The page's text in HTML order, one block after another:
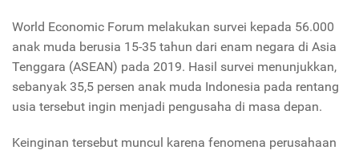
World Economic Forum melakukan survei kepada 56.000
anak muda berusia 15-35 tahun dari enam negara di Asia
Tenggara (ASEAN) pada 2019. Hasil survei menunjukkan,
sebanyak 35,5 persen anak muda Indonesia pada rentang
usia tersebut ingin menjadi pengusaha di masa depan.
Keinginan tersebut muncul karena fenomena perusahaan